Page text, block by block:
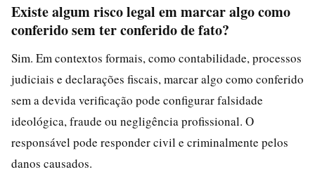
Existe algum risco legal em marcar algo como
conferido sem ter conferido de fato?
Sim. Em contextos formais, como contabilidade, processos
judiciais e declarações fiscais, marcar algo como conferido
sem a devida verificação pode configurar falsidade
ideológica, fraude ou negligência profissional. O
responsável pode responder civil e criminalmente pelos
danos causados.